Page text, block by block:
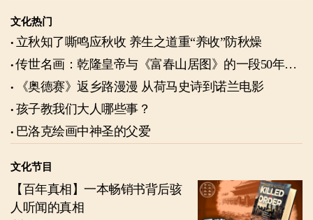
文化热门
立秋知了嘶鸣应秋收 养生之道重“养收”防秋燥
传世名画：乾隆皇帝与《富春山居图》的一段50年奇
缘 《奥德赛》返乡路漫漫 从荷马史诗到诺兰电影
孩子教我们大人哪些事？
巴洛克绘画中神圣的父爱
文化节目
【百年真相】一本畅销书背后骇
人听闻的真相